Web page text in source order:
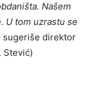
Našem
U tom uzrastu se
sugeriše direktor
Stević)